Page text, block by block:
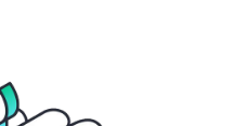
です
成、注文できます。